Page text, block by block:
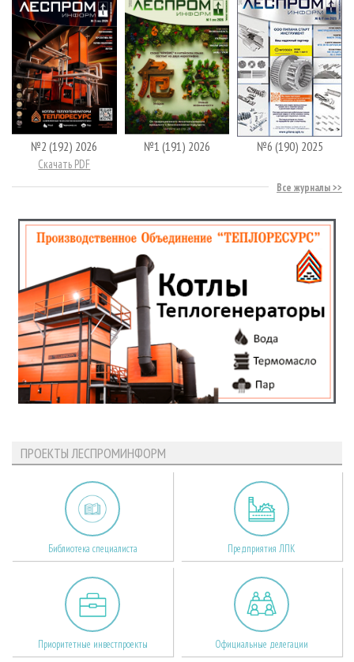
№2 (192) 2026
Скачать PDF
№1 (191) 2026 №6 (190) 2025
Все журналы
ПРОЕКТЫ ЛЕСПРОМИНФОРМ
Библиотека специалиста Предприятия ЛПК
Приоритетные инвестпроекты Официальные делегации